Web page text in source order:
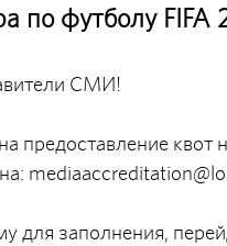
по футболу FIFA
СМИ!
предоставление
для заполнения,